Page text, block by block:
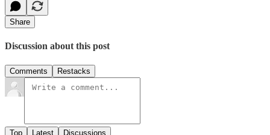
Share
Discussion about this post
Comments Restacks
Top Latest Discussions